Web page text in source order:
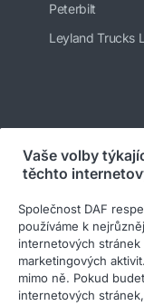
Peterbilt
Leyland Trucks
©
Všeobecné
A PACCAR
Vaše volby
těchto
Společnost DAF
používáme k
internetových
marketingových
mimo ně. Pokud
internetových